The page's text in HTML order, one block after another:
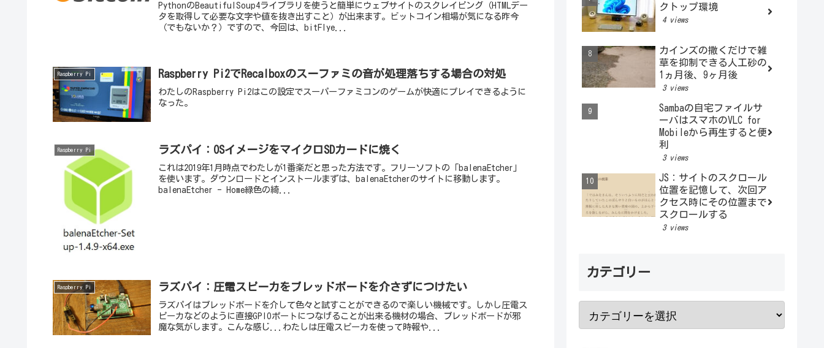
PythonのBeautifulSoup4ライブラリを使うと簡単にウェブサイトのスクレイピング（HTMLデー
タを取得して必要な文字や値を抜き出すこと）が出来ます。ビットコイン相場が気になる昨今
（でもないか？）ですので、今回は、bitFlye...
Raspberry Pi Raspberry Pi2でRecalboxのスーファミの音が処理落ちする場合の対処
わたしのRaspberry Pi2はこの設定でスーパーファミコンのゲームが快適にプレイできるように
なった。
Raspberry Pi ラズパイ：OSイメージをマイクロSDカードに焼く
これは2019年1月時点でわたしが1番楽だと思った方法です。フリーソフトの「balenaEtcher」
を使います。ダウンロードとインストールまずは、balenaEtcherのサイトに移動します。
balenaEtcher - Home緑色の綺...
Raspberry Pi ラズパイ：圧電スピーカをブレッドボードを介さずにつけたい
ラズパイはブレッドボードを介して色々と試すことができるので楽しい機械です。しかし圧電ス
ピーカなどのように直接GPIOポートにつなげることが出来る機材の場合、ブレッドボードが邪
魔な気がします。こんな感じ...わたしは圧電スピーカを使って時報や...
クトップ環境
4 views
カインズの撒くだけで雑
草を抑制できる人工砂の
1ヵ月後、9ヶ月後
3 views
Sambaの自宅ファイルサ
ーバはスマホのVLC for
Mobileから再生すると便
利
3 views
JS：サイトのスクロール
位置を記憶して、次回ア
クセス時にその位置まで
スクロールする
3 views
カテゴリー